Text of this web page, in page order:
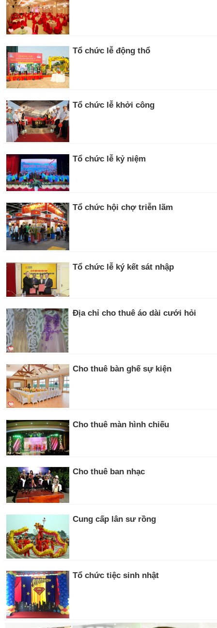
Tổ chức lễ động thổ
Tổ chức lễ khởi công
Tổ chức lễ kỷ niệm
Tổ chức hội chợ triễn lãm
Tổ chức lễ ký kết sát nhập
Địa chỉ cho thuê áo dài cưới hỏi
Cho thuê bàn ghế sự kiện
Cho thuê màn hình chiếu
Cho thuê ban nhạc
Cung cấp lân sư rồng
Tổ chức tiệc sinh nhật